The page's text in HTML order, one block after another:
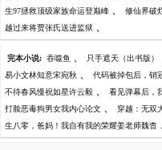
生97拯救顶级家族命运登巅峰 、 修仙界破
越过来将贾张氏送进监狱 、
完本小说: 吞噬鱼 、 只手遮天（出书版）
易小文林知意宋宛秋 、 代码被掉包后，销
不待春风慢祝如星许云毅 、 看见弹幕后，
打脸恶毒狗男女我内心论文 、 穿越：无双
生八零，爸妈！我自有我的荣耀姜老师魏杳